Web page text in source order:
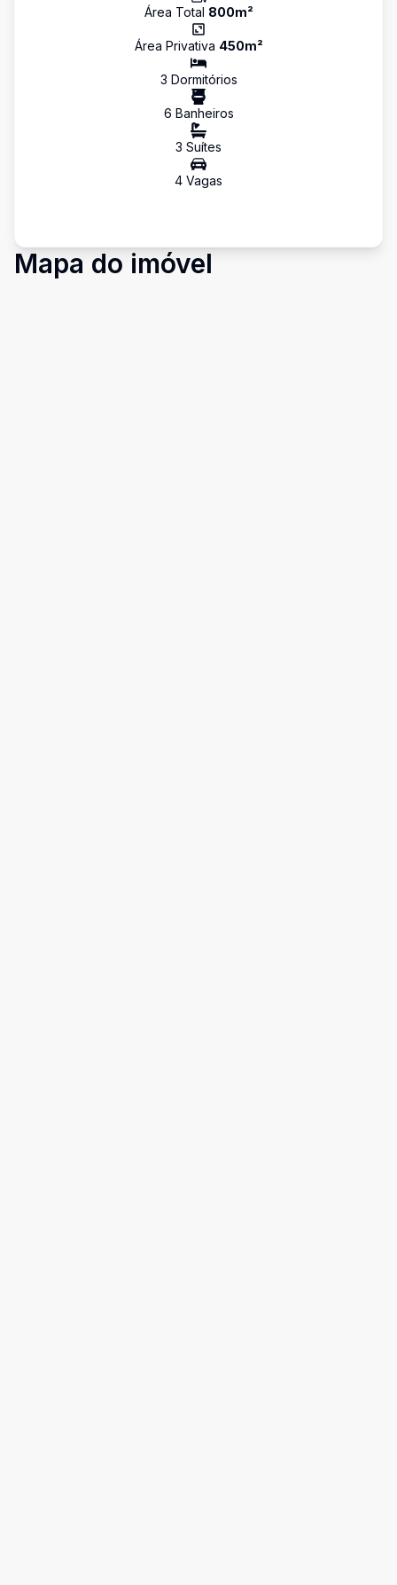
Área Total 800m²
Área Privativa 450m²
3 Dormitórios
6 Banheiros
3 Suítes
4 Vagas
Mapa do imóvel